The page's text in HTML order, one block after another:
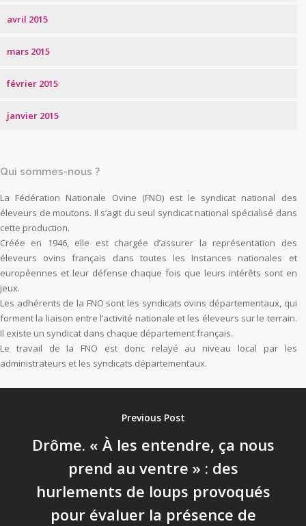
avril 2015
mars 2015
février 2015
janvier 2015
Qui sommes-nous ?
La Fédération Nationale Ovine (FNO) est le syndicat national des
éleveurs de moutons. Il s’agit du seul syndicat national spécialisé dans
cette production.
Créée en 1946, elle est chargée d’assurer la représentation des
éleveurs ovins français dans toutes les Instances nationales et
européennes et leur défense chaque fois que leurs intérêts sont en
jeux.
Les adhérents de la FNO sont les syndicats ovins départementaux, qui
forment la liaison entre l’activité nationale et les éleveurs sur le terrain.
Il existe un syndicat dans chaque département français.
Le travail de la FNO est donc relayé au niveau local par les
administrateurs et les syndicats départementaux.
Previous Post
Drôme. « À les entendre, ça nous
prend au ventre » : des
hurlements de loups provoqués
pour évaluer la présence de